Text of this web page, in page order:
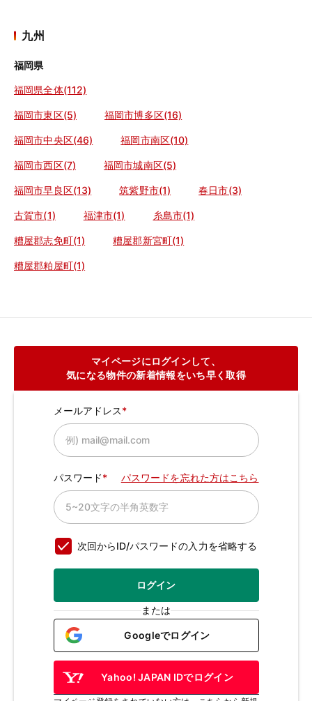
九州
福岡県
福岡県全体(112)
福岡市東区(5) 福岡市博多区(16)
福岡市中央区(46) 福岡市南区(10)
福岡市西区(7) 福岡市城南区(5)
福岡市早良区(13) 筑紫野市(1) 春日市(3)
古賀市(1) 福津市(1) 糸島市(1)
糟屋郡志免町(1) 糟屋郡新宮町(1)
糟屋郡粕屋町(1)
マイページにログインして、
気になる物件の新着情報をいち早く取得
メールアドレス
パスワード パスワードを忘れた方はこちら
次回からID/パスワードの入力を省略する
ログイン
または
Googleでログイン
Yahoo! JAPAN IDでログイン